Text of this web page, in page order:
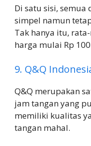
Di satu sisi,
simpel namun
Tak hanya itu,
harga mulai Rp
9. Q&Q
Q&Q merupakan
jam tangan yang
memiliki kualitas
tangan mahal.